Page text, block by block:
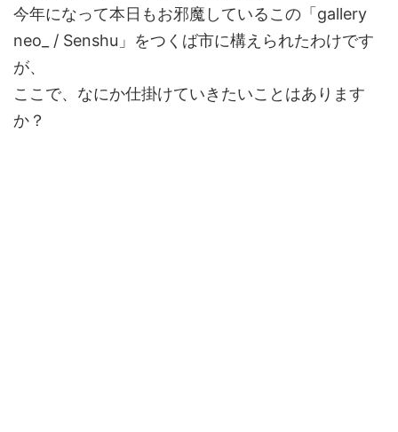
今年になって本日もお邪魔しているこの「gallery
neo_ / Senshu」をつくば市に構えられたわけです
が、
ここで、なにか仕掛けていきたいことはあります
か？